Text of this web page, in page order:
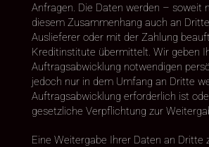
Anfragen. Die Daten werden – soweit
diesem Zusammenhang auch an
Auslieferer oder mit der Zahlung
Kreditinstitute übermittelt. Wir geben
Auftragsabwicklung notwendigen
jedoch nur in dem Umfang an Dritte
Auftragsabwicklung erforderlich ist
gesetzliche Verpflichtung zur
Eine Weitergabe Ihrer Daten an Dritte